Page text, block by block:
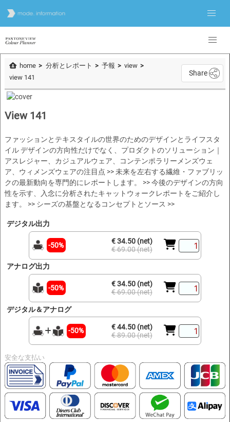
home 分析とレポート 予報
view
view 141
Share
View 141
ファッションとテキスタイルの世界のためのデザインとライフスタ
イル デザインの方向性だけでなく、プロダクトのソリューション｜
アスレジャー、カジュアルウェア、コンテンポラリーメンズウェ
ア、ウィメンズウェアの注目点 >> 未来を左右する繊維・ファブリッ
クの最新動向を専門的にレポートします。 >> 今後のデザインの方向
性を示す、入念に分析されたキャットウォークレポートをご紹介し
ます。 >> シーズの基盤となるコンセプトとソース >>
デジタル出力
-50%
€ 34.50 (net)
€ 69.00 (net)
アナログ出力
-50%
€ 34.50 (net)
€ 69.00 (net)
デジタル＆アナログ
-50%
€ 44.50 (net)
€ 89.00 (net)
安全な支払い